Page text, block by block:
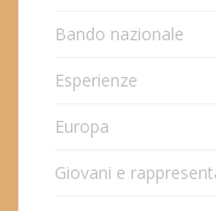
Bando nazionale
Esperienze
Europa
Giovani e